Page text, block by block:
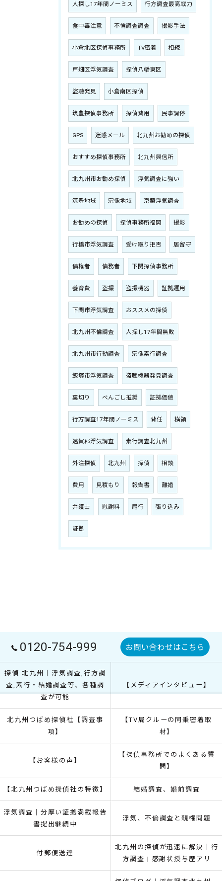
人探し17年間ノーミス 行方調査最高戦力
食中毒注意 不倫調査調査 撮影手法
小倉北区探偵事務所 TV密着 相続
戸畑区浮気調査 探偵八幡東区
盗聴発見 小倉南区探偵
筑豊探偵事務所 探偵費用 民事調停
GPS 迷惑メール 北九州お勧めの探偵
おすすめ探偵事務所 北九州興信所
北九州市お勧め探偵 浮気調査に強い
筑豊地域 宗像地域 京築浮気調査
お勧めの探偵 探偵事務所福岡 撮影
行橋市浮気調査 受け取り拒否 居留守
債権者 債務者 下関探偵事務所
養育費 盗撮 盗撮機器 証拠運用
下関市浮気調査 おススメの探偵
北九州不倫調査 人探し17年間無敗
北九州市行動調査 宗像素行調査
飯塚市浮気調査 盗聴機器発見調査
裏切り べんごし推奨 証拠価値
行方調査17年間ノーミス 背任 横領
遠賀郡浮気調査 素行調査北九州
外注探偵 北九州 探偵 相談
費用 見積もり 報告書 離婚
弁護士 慰謝料 尾行 張り込み
証拠
0120-754-999 お問い合わせはこちら
探偵 北九州｜浮気調査,行方調
査,素行・結婚調査等、各種調
査が可能
【メディアインタビュー】
北九州つばめ探偵社【調査事
項】
【TV局クルーの同乗密着取
材】
【お客様の声】
【探偵事務所でのよくある質
問】
【北九州つばめ探偵社の特徴】 結婚調査、婚前調査
浮気調査｜分厚い証拠満載報告
書提出継続中
浮気、不倫調査と親権問題
付郵便送達
北九州の探偵が迅速に解決｜行
方調査 | 感謝状授与歴アリ